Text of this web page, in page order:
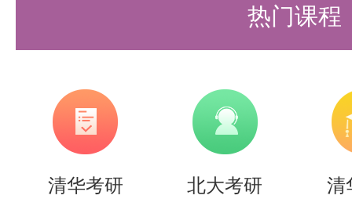
热门课程
清华考研 北大考研 清